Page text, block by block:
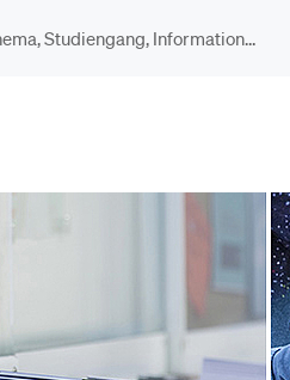
Bibliothek
Sportangebot